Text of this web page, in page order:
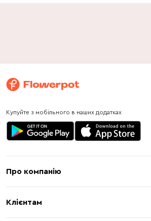
Купуйте з мобільного в наших додатках
Про компанію
Клієнтам